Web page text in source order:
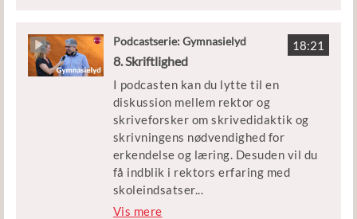
svære diagnoser, bliver det relevant
at spørge, hvad skolen skal og kan
løfte? Skal vi tale om livsduelighed
frem for lykke, hvad kan vi lære af de
sårbare elever, og hvordan kan
trivselsarbejdet struktureres og
integreres i skolens øvrige
kvalitetsarbejde?
18:21
Podcastserie: Gymnasielyd
8. Skriftlighed
I podcasten kan du lytte til en
diskussion mellem rektor og
skriveforsker om skrivedidaktik og
skrivningens nødvendighed for
erkendelse og læring. Desuden vil du
få indblik i rektors erfaring med
skoleindsatser...
, der styrker elevernes skriftlige
Vis mere